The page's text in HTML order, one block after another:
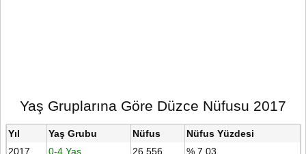
Yaş Gruplarına Göre Düzce Nüfusu 2017
Yıl Yaş Grubu Nüfus
Nüfus Yüzdesi
2017
0-4 Yaş 26.556
% 7,03